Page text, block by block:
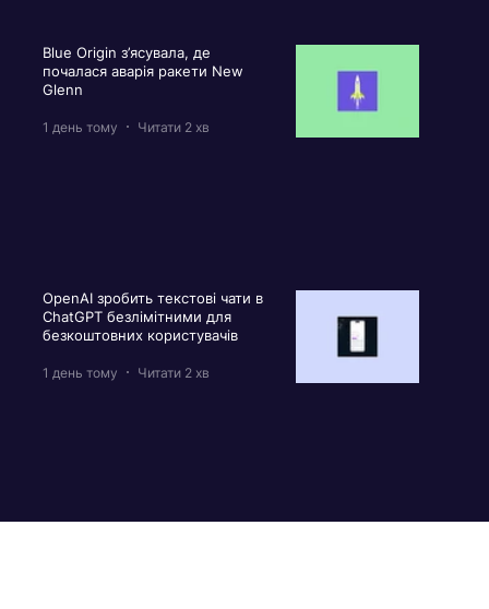
Blue Origin з’ясувала, де
почалася аварія ракети New
Glenn
1 день тому Читати 2 хв
OpenAI зробить текстові чати в
ChatGPT безлімітними для
безкоштовних користувачів
1 день тому Читати 2 хв